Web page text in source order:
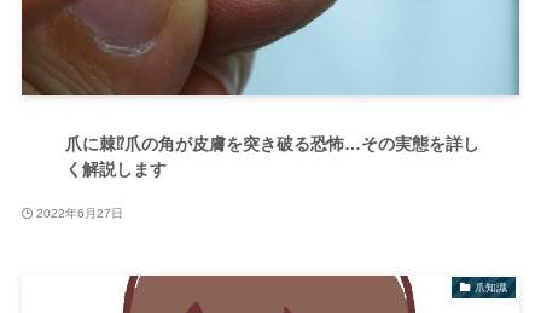
爪に棘⁉爪の角が皮膚を突き破る恐怖…その実態を詳し
く解説します
2022年6月27日
爪知識